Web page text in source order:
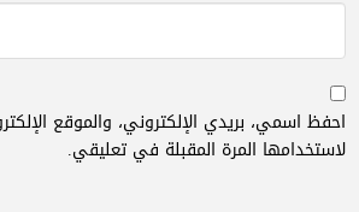
احفظ اسمي، بريدي الإلكتروني، والموقع
لاستخدامها المرة المقبلة في تعليقي.